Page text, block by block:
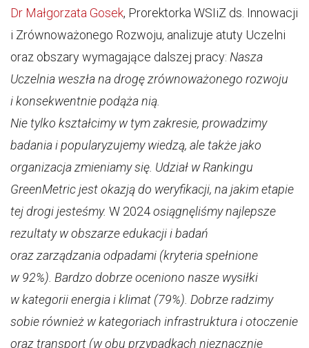
Dr Małgorzata Gosek, Prorektorka WSIiZ ds. Innowacji
i Zrównoważonego Rozwoju, analizuje atuty Uczelni
oraz obszary wymagające dalszej pracy: Nasza
Uczelnia weszła na drogę zrównoważonego rozwoju
i konsekwentnie podąża nią.
Nie tylko kształcimy w tym zakresie, prowadzimy
badania i popularyzujemy wiedzą, ale także jako
organizacja zmieniamy się. Udział w Rankingu
GreenMetric jest okazją do weryfikacji, na jakim etapie
tej drogi jesteśmy. W 2024osiągnęliśmy najlepsze
rezultaty w obszarze edukacji i badań
oraz zarządzania odpadami (kryteria spełnione
w 92%). Bardzo dobrze oceniono nasze wysiłki
w kategorii energia i klimat (79%). Dobrze radzimy
sobie również w kategoriach infrastruktura i otoczenie
oraz transport (w obu przypadkach nieznacznie